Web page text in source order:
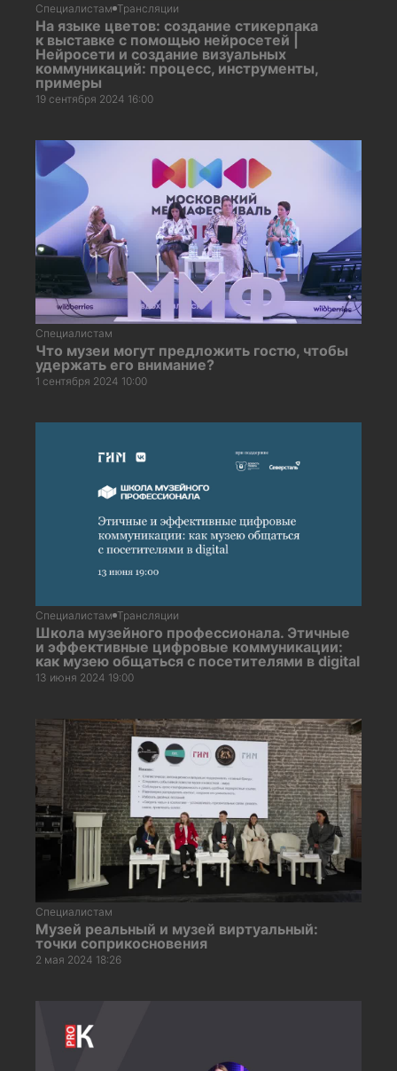
Специалистам Трансляции
На языке цветов: создание стикерпака
к выставке с помощью нейросетей |
Нейросети и создание визуальных
коммуникаций: процесс, инструменты,
примеры
19 сентября 2024 16:00
Специалистам
Что музеи могут предложить гостю, чтобы
удержать его внимание?
1 сентября 2024 10:00
Специалистам Трансляции
Школа музейного профессионала. Этичные
и эффективные цифровые коммуникации:
как музею общаться с посетителями в digital
13 июня 2024 19:00
Специалистам
Музей реальный и музей виртуальный:
точки соприкосновения
2 мая 2024 18:26